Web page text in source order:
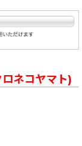
ネコヤマト)